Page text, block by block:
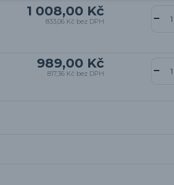
1 008,00 Kč
833,06 Kč bez DPH
989,00 Kč
817,36 Kč bez DPH